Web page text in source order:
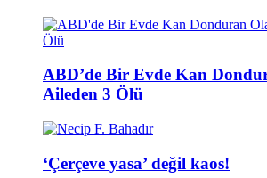
ABD’de Bir Evde Kan
Aileden 3 Ölü
‘Çerçeve yasa’ değil kaos!